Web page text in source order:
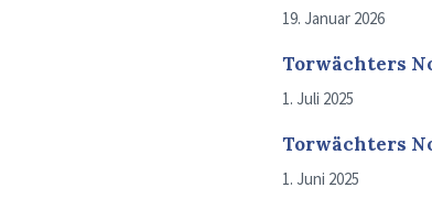
19. Januar 2026
Torwächters
1. Juli 2025
Torwächters
1. Juni 2025